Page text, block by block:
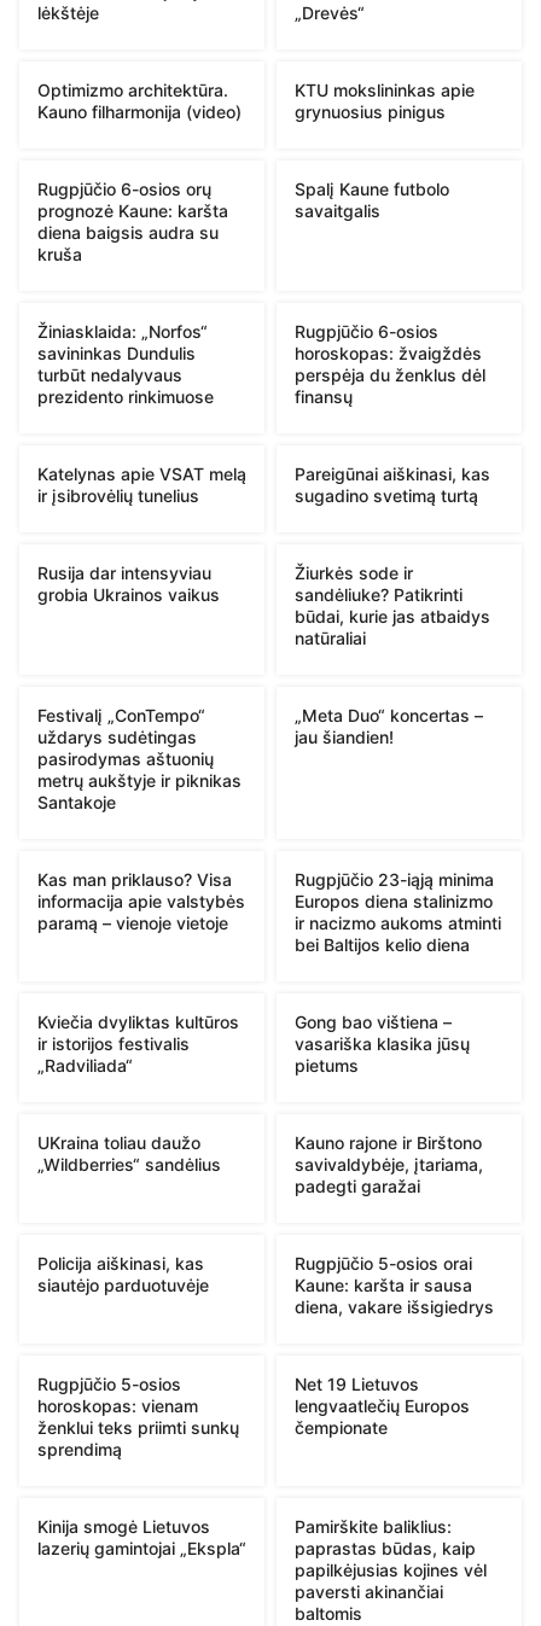
lėkštėje
„Drevės“
Optimizmo architektūra.
Kauno filharmonija (video)
KTU mokslininkas apie
grynuosius pinigus
Rugpjūčio 6-osios orų
prognozė Kaune: karšta
diena baigsis audra su
kruša
Spalį Kaune futbolo
savaitgalis
Žiniasklaida: „Norfos“
savininkas Dundulis
turbūt nedalyvaus
prezidento rinkimuose
Rugpjūčio 6-osios
horoskopas: žvaigždės
perspėja du ženklus dėl
finansų
Katelynas apie VSAT melą
ir įsibrovėlių tunelius
Pareigūnai aiškinasi, kas
sugadino svetimą turtą
Rusija dar intensyviau
grobia Ukrainos vaikus
Žiurkės sode ir
sandėliuke? Patikrinti
būdai, kurie jas atbaidys
natūraliai
Festivalį „ConTempo“
uždarys sudėtingas
pasirodymas aštuonių
metrų aukštyje ir piknikas
Santakoje
„Meta Duo“ koncertas –
jau šiandien!
Kas man priklauso? Visa
informacija apie valstybės
paramą – vienoje vietoje
Rugpjūčio 23-iąją minima
Europos diena stalinizmo
ir nacizmo aukoms atminti
bei Baltijos kelio diena
Kviečia dvyliktas kultūros
ir istorijos festivalis
„Radviliada“
Gong bao vištiena –
vasariška klasika jūsų
pietums
UKraina toliau daužo
„Wildberries“ sandėlius
Kauno rajone ir Birštono
savivaldybėje, įtariama,
padegti garažai
Policija aiškinasi, kas
siautėjo parduotuvėje
Rugpjūčio 5-osios orai
Kaune: karšta ir sausa
diena, vakare išsigiedrys
Rugpjūčio 5-osios
horoskopas: vienam
ženklui teks priimti sunkų
sprendimą
Net 19 Lietuvos
lengvaatlečių Europos
čempionate
Kinija smogė Lietuvos
lazerių gamintojai „Ekspla“
Pamirškite baliklius:
paprastas būdas, kaip
papilkėjusias kojines vėl
paversti akinančiai
baltomis